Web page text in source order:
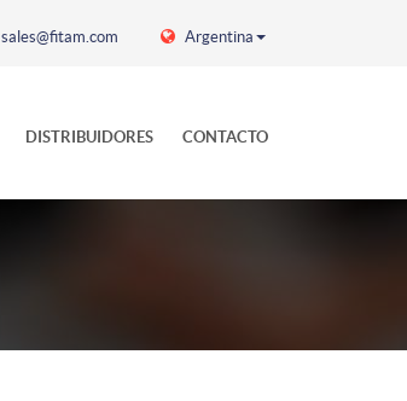
sales@fitam.com Argentina
DISTRIBUIDORES CONTACTO